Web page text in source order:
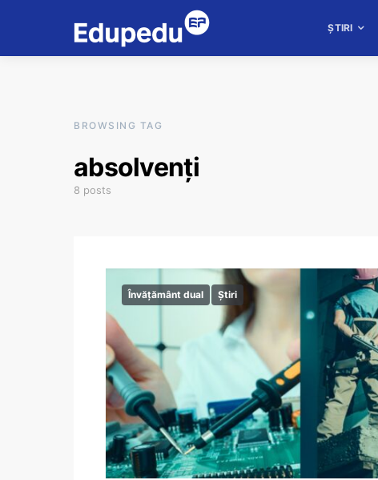
ȘTIRI
BROWSING TAG
absolvenți
8 posts
Învățământ dual Știri